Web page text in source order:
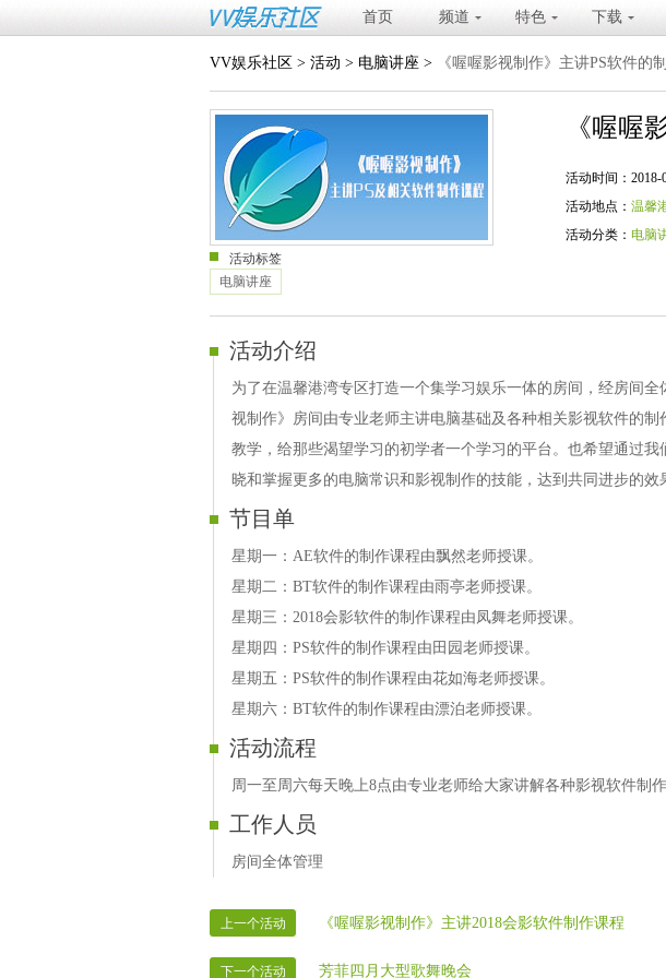
首页 频道 特色 下载
VV娱乐社区 > 活动 > 电脑讲座 > 《喔喔影视制作》主讲PS软件的
《喔喔
活动时间：2018-
活动地点： 温馨
活动分类： 电脑
活动标签
电脑讲座
活动介绍
为了在温馨港湾专区打造一个集学习娱乐一体的房间，经房间
视制作》房间由专业老师主讲电脑基础及各种相关影视软件的
教学，给那些渴望学习的初学者一个学习的平台。也希望通过
晓和掌握更多的电脑常识和影视制作的技能，达到共同进步的效
节目单
星期一：AE软件的制作课程由飘然老师授课。
星期二：BT软件的制作课程由雨亭老师授课。
星期三：2018会影软件的制作课程由凤舞老师授课。
星期四：PS软件的制作课程由田园老师授课。
星期五：PS软件的制作课程由花如海老师授课。
星期六：BT软件的制作课程由漂泊老师授课。
活动流程
周一至周六每天晚上8点由专业老师给大家讲解各种影视软件制作
工作人员
房间全体管理
上一个活动 《喔喔影视制作》主讲2018会影软件制作课程
下一个活动 芳菲四月大型歌舞晚会